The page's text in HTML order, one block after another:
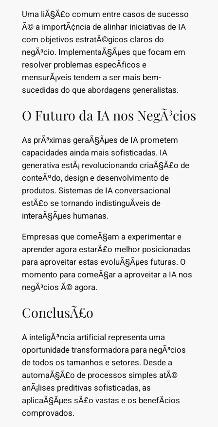
Uma liÃ§Ã£o comum entre casos de sucesso
Ã© a importÃ¢ncia de alinhar iniciativas de IA
com objetivos estratÃ©gicos claros do
negÃ³cio. ImplementaÃ§Ãµes que focam em
resolver problemas especÃ­ficos e
mensurÃ¡veis tendem a ser mais bem-
sucedidas do que abordagens generalistas.
O Futuro da IA nos NegÃ³cios
As prÃ³ximas geraÃ§Ãµes de IA prometem
capacidades ainda mais sofisticadas. IA
generativa estÃ¡ revolucionando criaÃ§Ã£o de
conteÃºdo, design e desenvolvimento de
produtos. Sistemas de IA conversacional
estÃ£o se tornando indistinguÃ­veis de
interaÃ§Ãµes humanas.
Empresas que comeÃ§am a experimentar e
aprender agora estarÃ£o melhor posicionadas
para aproveitar estas evoluÃ§Ãµes futuras. O
momento para comeÃ§ar a aproveitar a IA nos
negÃ³cios Ã© agora.
ConclusÃ£o
A inteligÃªncia artificial representa uma
oportunidade transformadora para negÃ³cios
de todos os tamanhos e setores. Desde a
automaÃ§Ã£o de processos simples atÃ©
anÃ¡lises preditivas sofisticadas, as
aplicaÃ§Ãµes sÃ£o vastas e os benefÃ­cios
comprovados.